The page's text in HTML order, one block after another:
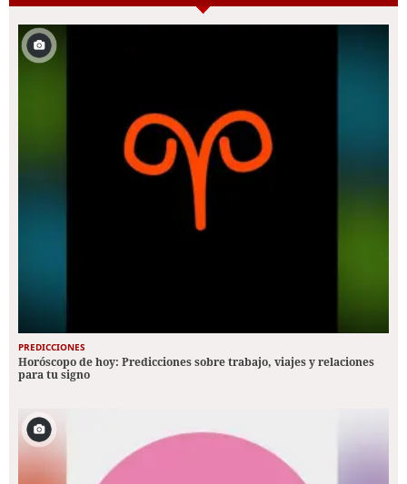
PREDICCIONES
Horóscopo de hoy: Predicciones sobre trabajo, viajes y relaciones
para tu signo